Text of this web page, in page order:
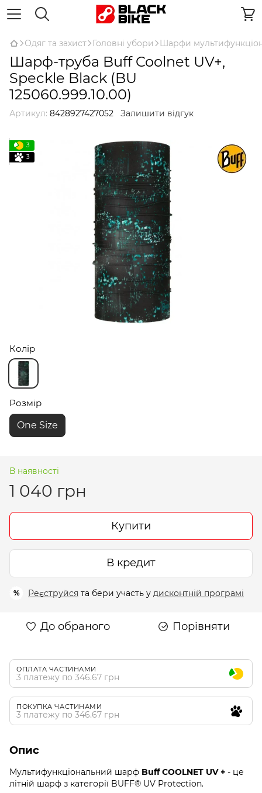
Одяг та захист Головні убори Шарфи
Шарф-труба Buff Coolnet UV+,
Speckle Black (BU
125060.999.10.00)
Артикул: 8428927427052 Залишити відгук
3
3
Колір
Розмір
One Size
В наявності
1 040 грн
Купити
В кредит
% Реєструйся та бери участь у дисконтній програмі
До обраного Порівняти
ОПЛАТА ЧАСТИНАМИ
3 платежу по 346.67 грн
ПОКУПКА ЧАСТИНАМИ
3 платежу по 346.67 грн
Опис
Мультифункціональний шарф Buff COOLNET UV + - це
літній шарф з категорії BUFF® UV Protection.